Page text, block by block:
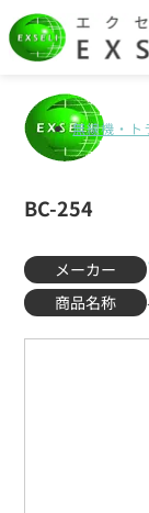
無線機・ト
BC-254
メーカー
商品名称